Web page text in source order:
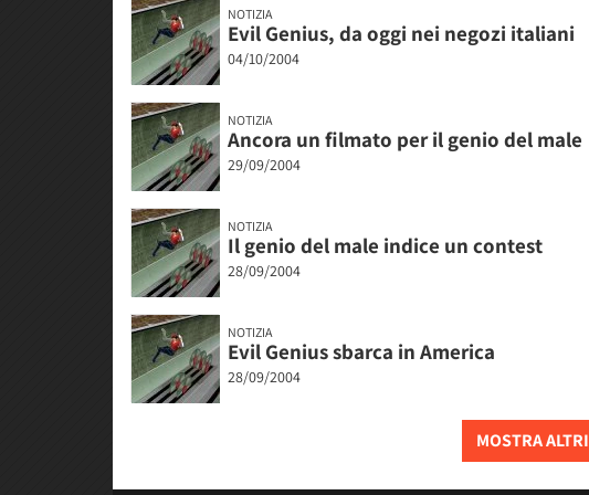
NOTIZIA
Evil Genius, da oggi nei negozi italiani
04/10/2004
NOTIZIA
Ancora un filmato per il genio del male
29/09/2004
NOTIZIA
Il genio del male indice un contest
28/09/2004
NOTIZIA
Evil Genius sbarca in America
28/09/2004
MOSTRA ALTRI